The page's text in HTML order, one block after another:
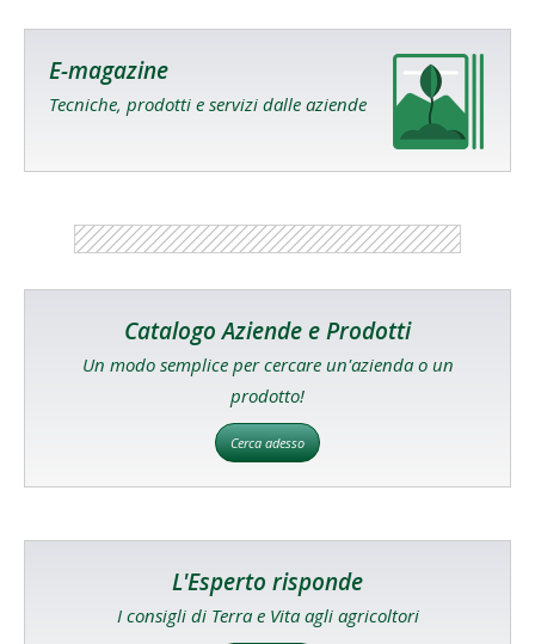
E-magazine
Tecniche, prodotti e servizi dalle aziende
Catalogo Aziende e Prodotti
Un modo semplice per cercare un'azienda o un
prodotto!
Cerca adesso
L'Esperto risponde
I consigli di Terra e Vita agli agricoltori